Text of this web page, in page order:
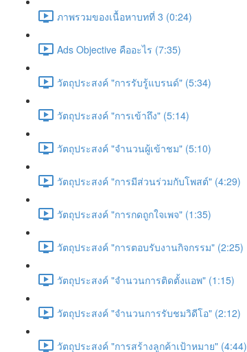
ภาพรวมของเนื้อหาบทที่ 3 (0:24)
Ads Objective คืออะไร (7:35)
วัตถุประสงค์ "การรับรู้แบรนด์" (5:34)
วัตถุประสงค์ "การเข้าถึง" (5:14)
วัตถุประสงค์ "จำนวนผู้เข้าชม" (5:10)
วัตถุประสงค์ "การมีส่วนร่วมกับโพสต์" (4:29)
วัตถุประสงค์ "การกดถูกใจเพจ" (1:35)
วัตถุประสงค์ "การตอบรับงานกิจกรรม" (2:25)
วัตถุประสงค์ "จำนวนการติดตั้งแอพ" (1:15)
วัตถุประสงค์ "จำนวนการรับชมวิดีโอ" (2:12)
วัตถุประสงค์ "การสร้างลูกค้าเป้าหมาย" (4:44)